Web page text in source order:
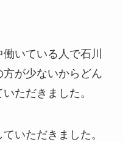
いている人で石川
が少ないからどん
ただきました。
いただきました。